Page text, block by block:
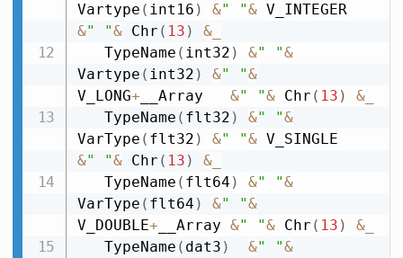
Vartype ( int16 ) &" "&
&" "& Chr ( 13 ) &_
   TypeName
( int32 ) &" "&
Vartype ( int32 ) &" "&
V_LONG+ __Array &" "& Chr ( 13 ) &_
   TypeName
( flt32 ) &" "&
VarType ( flt32 ) &" "&
&" "& Chr ( 13 ) &_
   TypeName
( flt64 ) &" "&
VarType ( flt64 ) &" "&
V_DOUBLE+ __Array &" "& Chr ( 13 ) &_
   TypeName
( dat3 ) &" "&